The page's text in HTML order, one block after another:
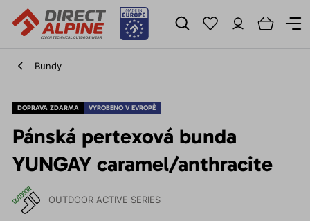
Bundy
DOPRAVA ZDARMA VYROBENO V EVROPĚ
Pánská pertexová bunda
YUNGAY caramel/anthracite
OUTDOOR ACTIVE SERIES